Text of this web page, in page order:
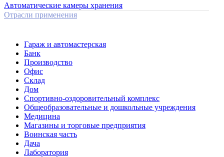
Автоматические камеры хранения
Отрасли применения
Гараж и автомастерская
Банк
Производство
Офис
Склад
Дом
Спортивно-оздоровительный комплекс
Общеобразовательные и дошкольные учреждения
Медицина
Магазины и торговые предприятия
Воинская часть
Дача
Лаборатория